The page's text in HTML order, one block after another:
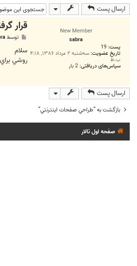
ارسال پست
New Member
sabra
پست: 19
تاریخ عضویت: سه‌شنبه ۲ مرداد ۱۳۸۶, ۴:۱۸
ب.ظ
سپاس‌های دریافتی: 2 بار
قرار
ت
توسط
سلام
روشي
ارسال پست
بازگشت به “طراحي صفحات اينترنتي”
صفحه اول تالار